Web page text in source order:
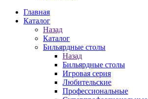
Главная
Каталог
Назад
Каталог
Бильярдные столы
Назад
Бильярдные столы
Игровая серия
Любительские
Профессиональные